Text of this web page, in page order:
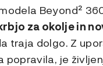
Beyond²
za okolje in
traja dolgo. Z
je